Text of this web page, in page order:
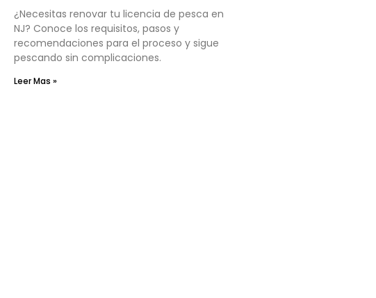
¿Necesitas renovar tu licencia de pesca en
NJ? Conoce los requisitos, pasos y
recomendaciones para el proceso y sigue
pescando sin complicaciones.
Leer Mas »